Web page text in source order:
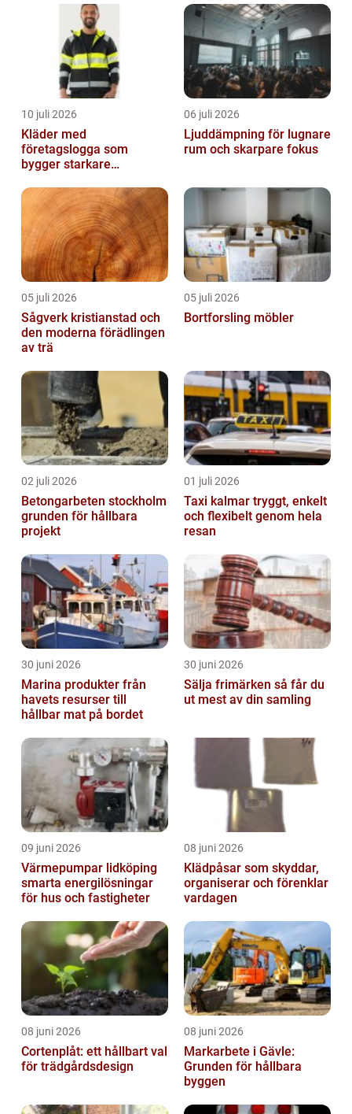
10 juli 2026
Kläder med
företagslogga som
bygger starkare
06 juli 2026
Ljuddämpning för lugnare
rum och skarpare fokus
05 juli 2026
Sågverk kristianstad och
den moderna förädlingen
av trä
05 juli 2026
Bortforsling möbler
02 juli 2026
Betongarbeten stockholm
grunden för hållbara
projekt
01 juli 2026
Taxi kalmar tryggt, enkelt
och flexibelt genom hela
resan
30 juni 2026
Marina produkter från
havets resurser till
hållbar mat på bordet
30 juni 2026
Sälja frimärken så får du
ut mest av din samling
09 juni 2026
Värmepumpar lidköping
smarta energilösningar
för hus och fastigheter
08 juni 2026
Klädpåsar som skyddar,
organiserar och förenklar
vardagen
08 juni 2026
Cortenplåt: ett hållbart val
för trädgårdsdesign
08 juni 2026
Markarbete i Gävle:
Grunden för hållbara
byggen